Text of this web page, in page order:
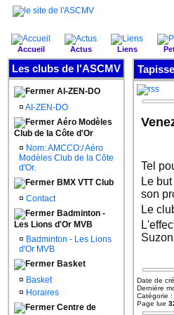
Accueil Actus Liens
Les clubs de l'ASCMV
AI-ZEN-DO
¤ AI-ZEN-DO
Aéro Modèles
Club de la Côte d'Or
¤ Nom: AMCCO:/ Aéro
Modèles Club de la Côte
d'Or.
BMX VTT Club
¤ Contact
Badminton -
Les Lions d'Or MVB
¤ Badminton - Les Lions
d'Or MVB
Basket
¤ Basket
¤ Horaires
Centre de
Tel
Le
son
Le
Date de
Dernière
Catégorie :
Page lue